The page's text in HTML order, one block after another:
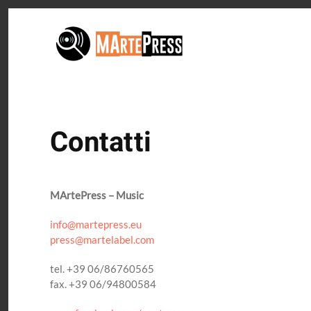
Passa al contenuto principale
Contatti
MArtePress – Music
info@martepress.eu
press@martelabel.com
tel. +39 06/86760565
fax. +39 06/94800584